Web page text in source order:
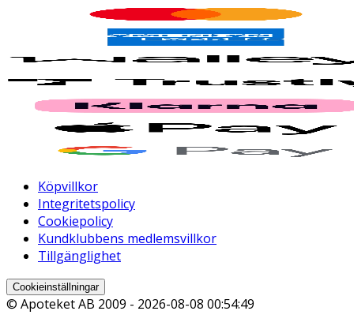
Köpvillkor
Integritetspolicy
Cookiepolicy
Kundklubbens medlemsvillkor
Tillgänglighet
Cookieinställningar
© Apoteket AB 2009 - 2026-08-08 00:54:49